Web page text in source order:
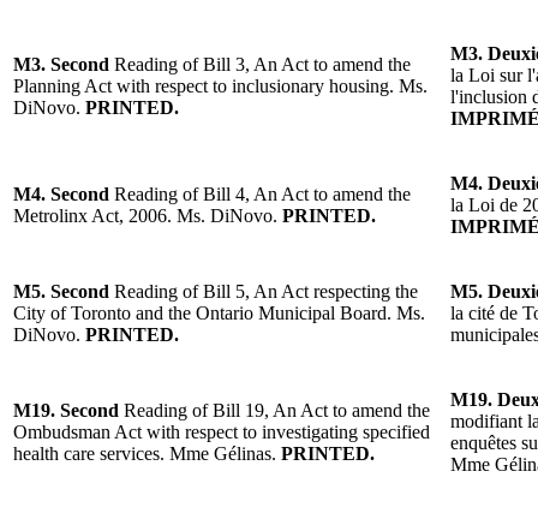
M3. Second Reading of Bill 3, An Act to amend the
Planning Act with respect to inclusionary housing. Ms.
DiNovo. PRINTED.
M3.
la Loi sur
l'inclusion
M4. Second Reading of Bill 4, An Act to amend the
Metrolinx Act, 2006. Ms. DiNovo. PRINTED.
M4.
la Loi de
M5. Second Reading of Bill 5, An Act respecting the
City of Toronto and the Ontario Municipal Board. Ms.
DiNovo. PRINTED.
M5.
la cité de
M19. Second Reading of Bill 19, An Act to amend the
Ombudsman Act with respect to investigating specified
health care services. Mme Gélinas. PRINTED.
M19.
modifiant
enquêtes
Mme